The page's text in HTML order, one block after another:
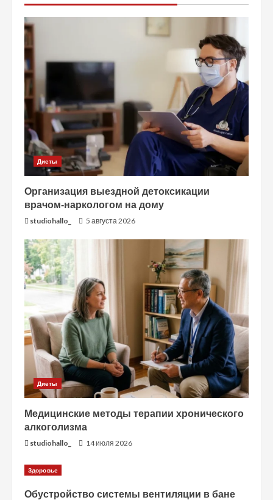
Диеты
Организация выездной детоксикации
врачом-наркологом на дому
studiohallo_ 5 августа 2026
Диеты
Медицинские методы терапии хронического
алкоголизма
studiohallo_ 14 июля 2026
Здоровье
Обустройство системы вентиляции в бане